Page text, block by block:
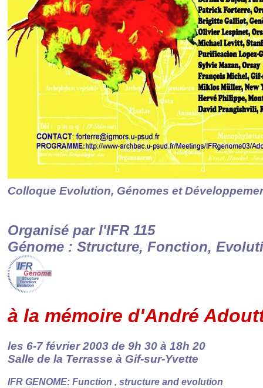
Colloque Evolution, Génomes et
Organisé par l'IFR 115
Génome : Structure, Fonction,
à la mémoire d'André
les 6-7 février 2003 de 9h 30 à 18h 20
Salle de la Terrasse à Gif-sur-Yvette
IFR GENOME: Function , structure and evolution